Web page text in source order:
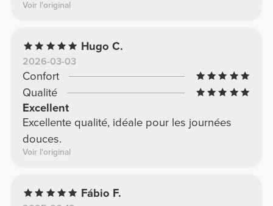
Voir l'original
Hugo C.
2026-03-03
Confort
Qualité
Excellent
Excellente qualité, idéale pour les journées
douces.
Voir l'original
Fábio F.